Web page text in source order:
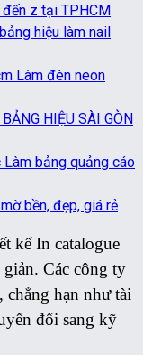
z tại TPHCM
hiệu làm nail
Làm đèn neon
HIỆU SÀI GÒN
Làm bảng quảng cáo
bền, đẹp, giá rẻ
kế In catalogue
Các công ty
chẳng hạn như tài
đổi sang kỹ